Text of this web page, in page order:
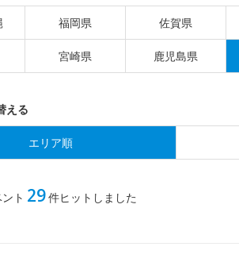
福岡県 佐賀県
宮崎県 鹿児島県
える
エリア順
ト 29件ヒットしました